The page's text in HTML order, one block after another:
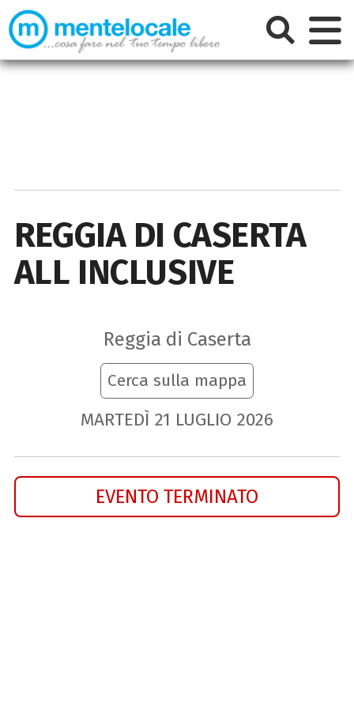
REGGIA DI CASERTA
ALL INCLUSIVE
Reggia di Caserta
Cerca sulla mappa
MARTEDÌ 21 LUGLIO 2026
EVENTO TERMINATO